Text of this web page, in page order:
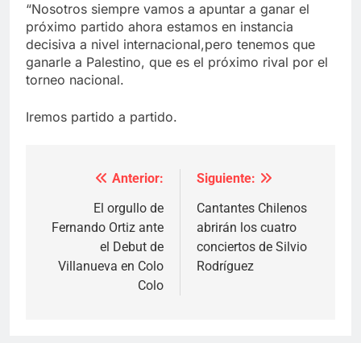
“Nosotros siempre vamos a apuntar a ganar el
próximo partido ahora estamos en instancia
decisiva a nivel internacional,pero tenemos que
ganarle a Palestino, que es el próximo rival por el
torneo nacional.
Iremos partido a partido.
Navegación
entradas
Anterior:
El orgullo de
Fernando Ortiz ante
el Debut de
Villanueva en Colo
Colo
Siguiente:
Cantantes Chilenos
abrirán los cuatro
conciertos de Silvio
Rodríguez